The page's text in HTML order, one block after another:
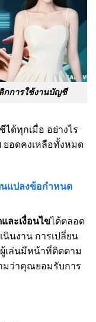
กการใช้งานบัญชี
ด้ทุกเมื่อ อย่างไร
ยอดคงเหลือทั้งหมด
นแปลงข้อกำหนด
ละเงื่อนไขได้ตลอด
นินงาน การเปลี่ยน
เล่นมีหน้าที่ติดตาม
มว่าคุณยอมรับการ